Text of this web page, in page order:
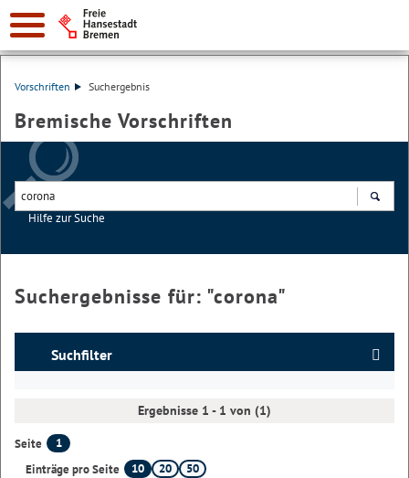
Vorschriften Suchergebnis
Bremische Vorschriften
Hilfe zur Suche
Suchergebnisse für: "corona"
Suchfilter
Ergebnisse 1 - 1 von (1)
Seite
1
Einträge pro Seite
10 20 50